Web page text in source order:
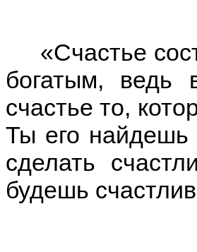
«Счастье
богатым, ведь
счастье то,
Ты его найдешь
сделать
будешь